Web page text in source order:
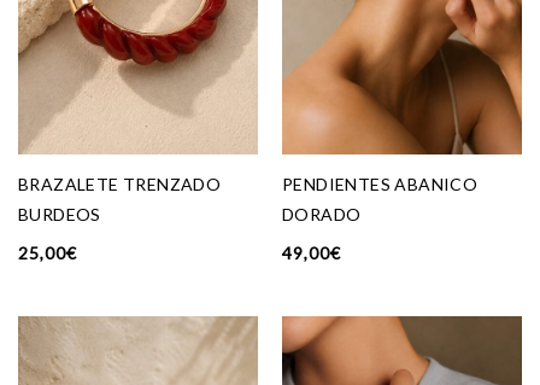
BRAZALETE TRENZADO
BURDEOS
25,00€
PENDIENTES ABANICO
DORADO
49,00€